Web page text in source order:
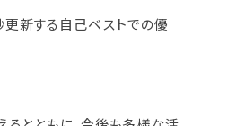
新する自己ベストでの優